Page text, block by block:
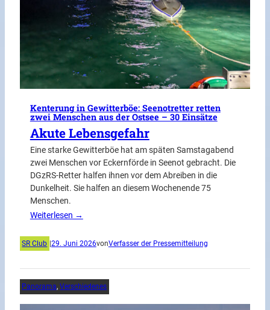
Kenterung in Gewitterböe: Seenotretter retten
zwei Menschen aus der Ostsee – 30 Einsätze
Akute Lebensgefahr
Eine starke Gewitterböe hat am späten Samstagabend
zwei Menschen vor Eckernförde in Seenot gebracht. Die
DGzRS-Retter halfen ihnen vor dem Abreiben in die
Dunkelheit. Sie halfen an diesem Wochenende 75
Menschen.
Weiterlesen →
SR Club 29. Juni 2026vonVerfasser der Pressemitteilung
Panorama, Verschiedenes